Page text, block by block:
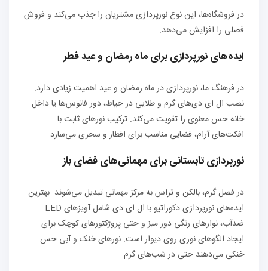
در فروشگاه‌ها، این نوع نورپردازی مشتریان را جذب می‌کند و فروش
فصلی را افزایش می‌دهد.
ایده‌های نورپردازی برای ماه رمضان و عید فطر
در فرهنگ ما، نورپردازی در ماه رمضان و عید اهمیت زیادی دارد.
نصب ال ای دی‌های گرم و طلایی در حیاط، دور فانوس‌ها یا داخل
خانه حس معنوی را تقویت می‌کند. ترکیب نورهای ثابت با
افکت‌های آرام، فضایی مناسب برای افطار و سحری می‌سازد.
نورپردازی تابستانی برای مهمانی‌های فضای باز
در فصل گرم، بالکن و تراس به مرکز مهمانی تبدیل می‌شوند. بهترین
ایده‌های نورپردازی دکوراتیو با ال ای دی شامل آویزهای LED
ضدآب، نوارهای رنگی دور میز و حتی پروژکتورهای کوچک برای
ایجاد الگوهای نوری روی دیوار است. نورهای خنک و آبی حس
خنکی می‌دهند حتی در شب‌های گرم.